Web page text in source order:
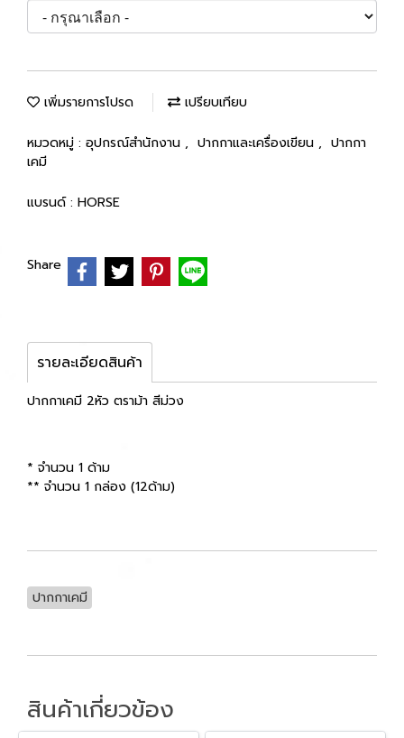
เพิ่มรายการโปรด เปรียบเทียบ
หมวดหมู่ : อุปกรณ์สำนักงาน , ปากกาและเครื่องเขียน , ปากกา
เคมี
แบรนด์ : HORSE
Share
รายละเอียดสินค้า
ปากกาเคมี 2หัว ตราม้า สีม่วง
* จำนวน 1 ด้าม
** จำนวน 1 กล่อง (12ด้าม)
ปากกาเคมี
สินค้าเกี่ยวข้อง